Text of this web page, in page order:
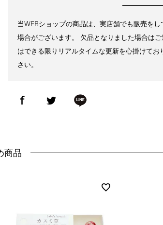
当WEBショップの商品は、実店舗でも販売を
場合がございます。 欠品となりました場合は
はできる限りリアルタイムな更新を心掛けて
さい。
商品